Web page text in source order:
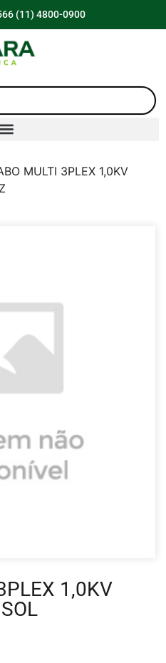
(11) 4800-0900
MULTI 3PLEX 1,0KV
1,0KV